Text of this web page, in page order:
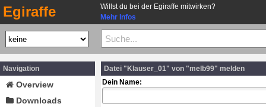
Egiraffe
Willst du bei der Egiraffe mitwirken?
Mehr Infos
Navigation
Overview
Downloads
Datei "Klauser_01" von "melb99" melden
Dein Name: